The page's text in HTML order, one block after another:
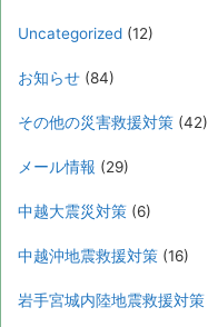
Uncategorized (12)
お知らせ (84)
その他の災害救援対策 (42)
メール情報 (29)
中越大震災対策 (6)
中越沖地震救援対策 (16)
岩手宮城内陸地震救援対策